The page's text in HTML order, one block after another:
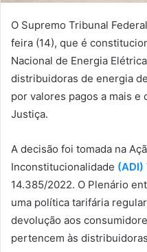
O Supremo Tribunal
feira (14), que é
Nacional de Energia
distribuidoras de energia
por valores pagos a mais
Justiça.
A decisão foi tomada na
Inconstitucionalidade (ADI)
14.385/2022. O Plenário
uma política tarifária
devolução aos
pertencem às